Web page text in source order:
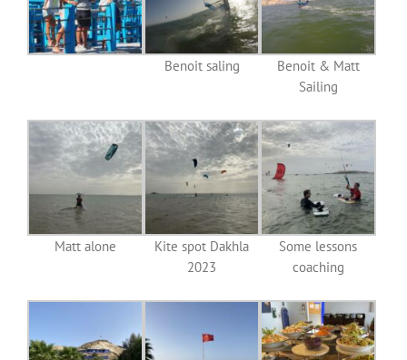
Benoit saling
Benoit & Matt
Sailing
Matt alone
Kite spot Dakhla
2023
Some lessons
coaching